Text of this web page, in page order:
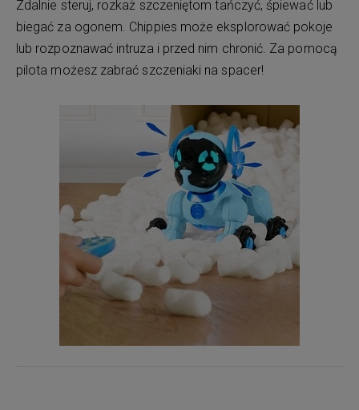
Zdalnie steruj, rozkaż szczeniętom tańczyć, śpiewać lub
biegać za ogonem. Chippies może eksplorować pokoje
lub rozpoznawać intruza i przed nim chronić. Za pomocą
pilota możesz zabrać szczeniaki na spacer!